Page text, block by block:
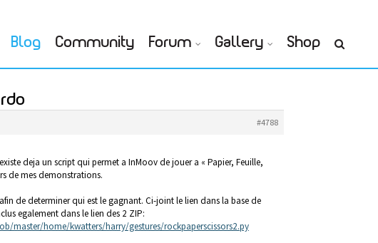
Blog Community Forum Gallery Shop
#4788
deja un script qui permet a InMoov de jouer a « Papier, Feuille,
de mes demonstrations.
de determiner qui est le gagnant. Ci-joint le lien dans la base de
egalement dans le lien des 2 ZIP:
master/home/kwatters/harry/gestures/rockpaperscissors2.py